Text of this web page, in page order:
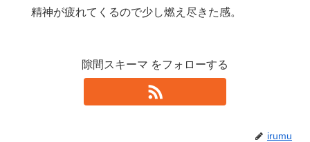
精神が疲れてくるので少し燃え尽きた感。
隙間スキーマ をフォローする
irumu